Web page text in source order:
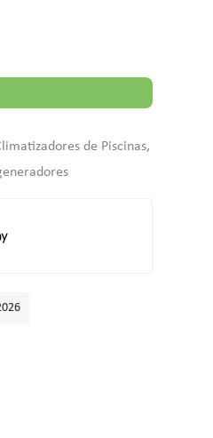
de Piscinas,